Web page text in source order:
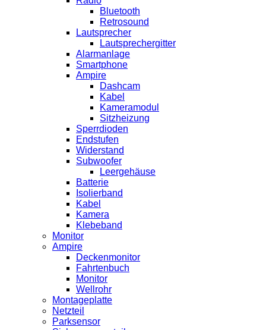
Bluetooth
Retrosound
Lautsprecher
Lautsprechergitter
Alarmanlage
Smartphone
Ampire
Dashcam
Kabel
Kameramodul
Sitzheizung
Sperrdioden
Endstufen
Widerstand
Subwoofer
Leergehäuse
Batterie
Isolierband
Kabel
Kamera
Klebeband
Monitor
Ampire
Deckenmonitor
Fahrtenbuch
Monitor
Wellrohr
Montageplatte
Netzteil
Parksensor